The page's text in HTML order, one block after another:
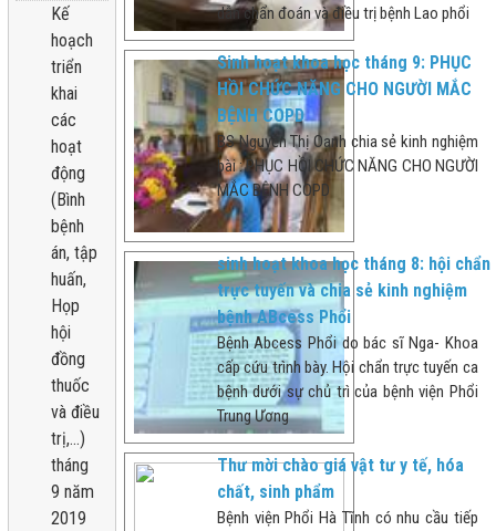
Kế
hoạch
triển
khai
các
hoạt
động
(Bình
bệnh
án, tập
huấn,
Họp
hội
đồng
thuốc
và điều
trị,...)
tháng
9 năm
2019
dẫn chẩn đoán và điều trị bệnh Lao phổi
Sinh hoạt khoa học tháng 9: PHỤC
HỒI CHỨC NĂNG CHO NGƯỜI MẮC
BỆNH COPD
BS Nguyễn Thị Oanh chia sẻ kinh nghiệm
bài : PHỤC HỒI CHỨC NĂNG CHO NGƯỜI
MẮC BỆNH COPD
sinh hoạt khoa học tháng 8: hội chẩn
trực tuyến và chia sẻ kinh nghiệm
bệnh ABcess Phổi
Bệnh Abcess Phổi do bác sĩ Nga- Khoa
cấp cứu trình bày. Hội chẩn trực tuyến ca
bệnh dưới sự chủ trì của bệnh viện Phổi
Trung Ương
Thư mời chào giá vật tư y tế, hóa
chất, sinh phẩm
Bệnh viện Phổi Hà Tĩnh có nhu cầu tiếp